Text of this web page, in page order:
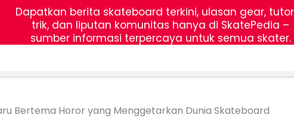
Dapatkan berita skateboard terkini, ulasan gear,
trik, dan liputan komunitas hanya di SkatePedia –
sumber informasi terpercaya untuk semua skater.
Bertema Horor yang Menggetarkan Dunia Skateboard